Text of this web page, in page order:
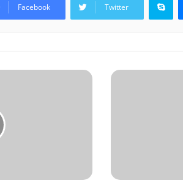
Facebook Twitter